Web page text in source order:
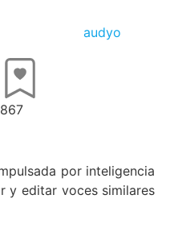
867
por inteligencia
y editar voces similares